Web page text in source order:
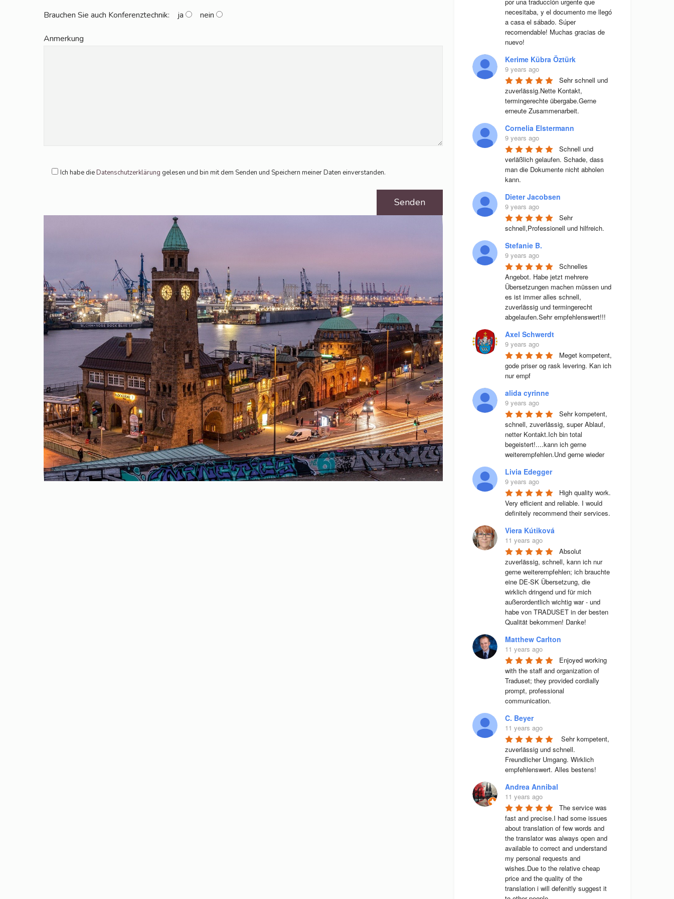
Brau­chen Sie auch Kon­fe­renz­tech­nik: ja nein
Anmer­kung
Ich habe dieDaten­schutz­er­klä­rung gele­sen und bin mit dem Sen­den und Spei­chern mei­ner Daten einverstanden.
necesitaba, y el documento me llegó
a casa el sábado. Súper
recomendable! Muchas gracias de
nuevo!
Kerime Kübra Öztürk
9 years ago
Sehr schnell und
zuverlässig.Nette Kontakt,
termingerechte übergabe.Gerne
erneute Zusammenarbeit.
Cornelia Elstermann
9 years ago
Schnell und
verläßlich gelaufen. Schade, dass
man die Dokumente nicht abholen
kann.
Dieter Jacobsen
9 years ago
Sehr
schnell,Professionell und hilfreich.
Stefanie B.
9 years ago
Schnelles
Angebot. Habe jetzt mehrere
Übersetzungen machen müssen und
es ist immer alles schnell,
zuverlässig und termingerecht
abgelaufen.Sehr empfehlenswert!!!
Axel Schwerdt
9 years ago
Meget kompetent,
gode priser og rask levering. Kan ich
nur empf
alida cyrinne
9 years ago
Sehr kompetent,
schnell, zuverlässig, super Ablauf,
netter Kontakt.Ich bin total
begeistert!....kann ich gerne
weiterempfehlen.Und gerne wieder
Livia Edegger
9 years ago
High quality work.
Very efficient and reliable. I would
definitely recommend their services.
Viera Kútiková
11 years ago
Absolut
zuverlässig, schnell, kann ich nur
gerne weiterempfehlen; ich brauchte
eine DE-SK Übersetzung, die
wirklich dringend und für mich
außerordentlich wichtig war - und
habe von TRADUSET in der besten
Qualität bekommen! Danke!
Matthew Carlton
11 years ago
Enjoyed working
with the staff and organization of
Traduset; they provided cordially
prompt, professional
communication.
C. Beyer
11 years ago
Sehr kompetent,
zuverlässig und schnell.
Freundlicher Umgang. Wirklich
empfehlenswert. Alles bestens!
Andrea Annibal
11 years ago
The service was
fast and precise.I had some issues
about translation of few words and
the translator was always open and
available to correct and understand
my personal requests and
wishes.Due to the relative cheap
price and the quality of the
translation i will defenitly suggest it